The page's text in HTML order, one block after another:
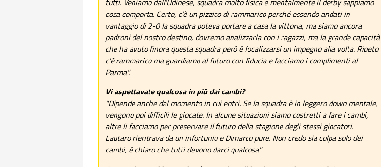
tutti. Veniamo dall'Udinese, squadra molto fisica e mentalmente il derby sappiamo
cosa comporta. Certo, c’è un pizzico di rammarico perché essendo andati in
vantaggio di 2-0 la squadra poteva portare a casa la vittoria, ma siamo ancora
padroni del nostro destino, dovremo analizzarla con i ragazzi, ma la grande capacità
che ha avuto finora questa squadra però è focalizzarsi un impegno alla volta. Ripeto
c'è rammarico ma guardiamo al futuro con fiducia e facciamo i complimenti al
Parma".
Vi aspettavate qualcosa in più dai cambi?
"Dipende anche dal momento in cui entri. Se la squadra è in leggero down mentale,
vengono poi difficili le giocate. In alcune situazioni siamo costretti a fare i cambi,
altre li facciamo per preservare il futuro della stagione degli stessi giocatori.
Lautaro rientrava da un infortunio e Dimarco pure. Non credo sia colpa solo dei
cambi, è chiaro che tutti devono darci qualcosa".